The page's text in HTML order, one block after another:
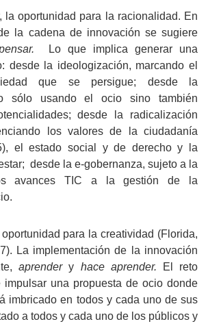
la oportunidad para la racionalidad. En
la cadena de innovación se sugiere
Lo que implica generar una
desde la ideologización, marcando el
que se persigue; desde la
sólo usando el ocio sino también
desde la radicalización
los valores de la ciudadanía
el estado social y de derecho y la
desde la e-gobernanza, sujeto a la
avances TIC a la gestión de la
para la creatividad (Florida,
La implementación de la innovación
aprendery hace aprender.
El reto
impulsar una propuesta de ocio donde
imbricado en todos y cada uno de sus
a todos y cada uno de los públicos y